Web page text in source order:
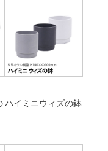
ハイミニウィズの鉢